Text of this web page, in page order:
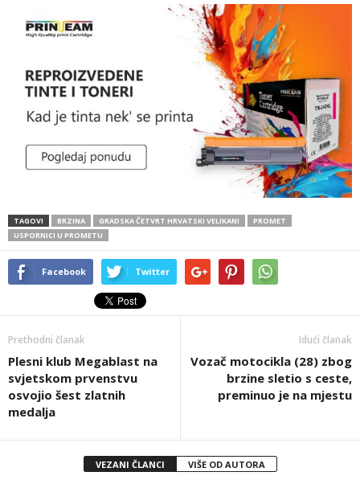
TAGOVI BRZINA GRADSKA ČETVRT HRVATSKI VELIKANI
PROMET
USPORNICI U PROMETU
Facebook Twitter
Prethodni članak
Plesni klub Megablast na
svjetskom prvenstvu
osvojio šest zlatnih
medalja
Idući članak
Vozač motocikla (28) zbog
brzine sletio s ceste,
preminuo je na mjestu
VEZANI ČLANCI VIŠE OD AUTORA